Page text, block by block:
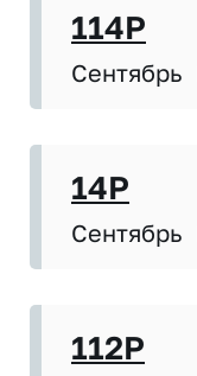
114P
Сентябрь
14P
Сентябрь
112P